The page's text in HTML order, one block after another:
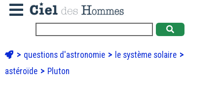
questions d'astronomie
le système solaire
astéroïde
Pluton